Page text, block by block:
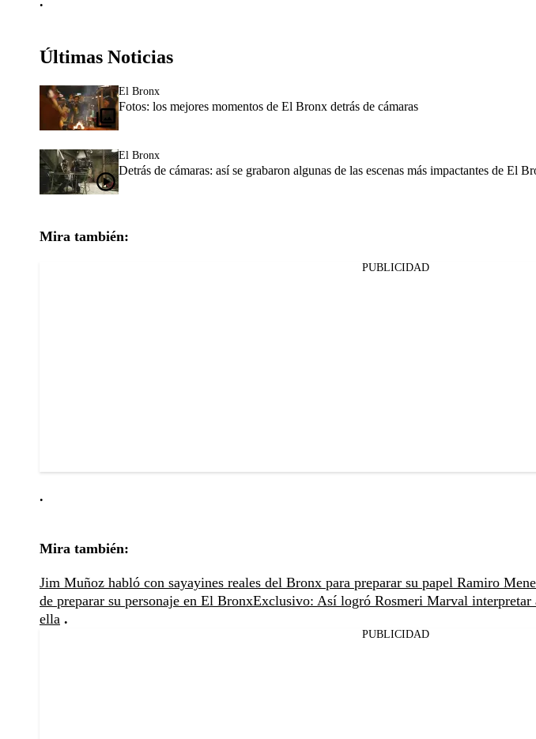
Últimas Noticias
El Bronx
Fotos: los mejores momentos de El Bronx detrás de cámaras
El Bronx
Detrás de cámaras: así se grabaron algunas de las escenas más impactantes de El
Mira también:
PUBLICIDAD
.
Mira también:
Jim Muñoz habló con sayayines reales del Bronx para preparar su papel Ramiro
de preparar su personaje en El BronxExclusivo: Así logró Rosmeri Marval interpretar
ella .
PUBLICIDAD